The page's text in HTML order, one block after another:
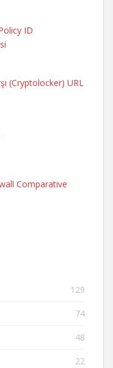
ID
(Cryptolocker) URL
Comparative
129
74
48
22